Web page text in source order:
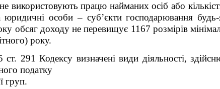
використовують працю найманих осіб або
особи – суб’єкти господарювання
обсяг доходу не перевищує 1167 розмірів
року.
291 Кодексу визначені види діяльності,
податку
груп.